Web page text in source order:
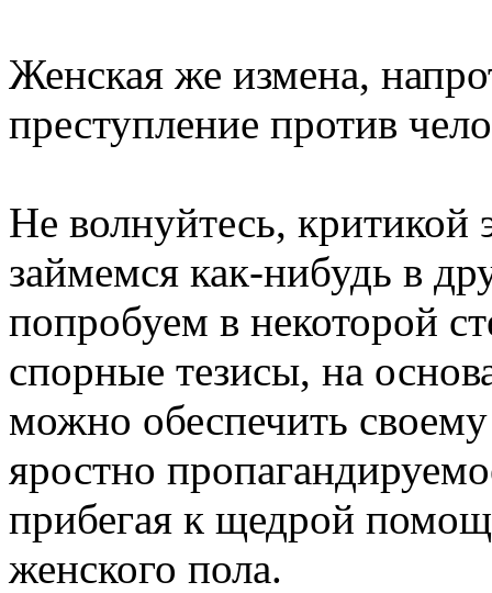
Женская же измена,
преступление против
Не волнуйтесь, критикой
займемся как-нибудь в
попробуем в некоторой
спорные тезисы, на
можно обеспечить
яростно
прибегая к щедрой
женского пола.